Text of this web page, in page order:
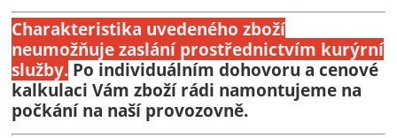
Charakteristika uvedeného zboží
neumožňuje zaslání prostřednictvím kurýrní
služby. Po individuálním dohovoru a cenové
kalkulaci Vám zboží rádi namontujeme na
počkání na naší provozovně.